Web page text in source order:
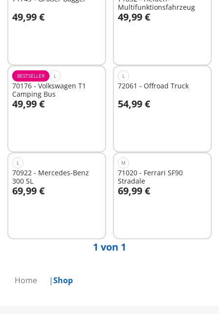
Home Shop
49,99 €
In den Warenkorb
Multifunktionsfahrzeug
49,99 €
In den Warenkorb
BESTSELLER L
70176 - Volkswagen T1
Camping Bus
49,99 €
L
72061 - Offroad Truck
54,99 €
In den Warenkorb
L
70922 - Mercedes-Benz
300 SL
69,99 €
In den Warenkorb
M
71020 - Ferrari SF90
Stradale
69,99 €
In den Warenkorb
1 von 1